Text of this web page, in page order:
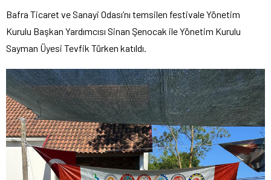
Bafra Ticaret ve Sanayi Odası’nı temsilen festivale Yönetim
Kurulu Başkan Yardımcısı Sinan Şenocak ile Yönetim Kurulu
Sayman Üyesi Tevfik Türken katıldı.